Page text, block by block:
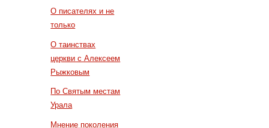
О писателях и не
только
О таинствах
церкви с Алексеем
Рыжковым
По Святым местам
Урала
Мнение поколения